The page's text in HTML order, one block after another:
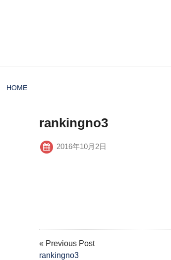
HOME
rankingno3
2016年10月2日
« Previous Post
rankingno3